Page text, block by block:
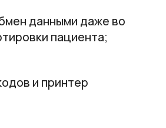
данными даже во
пациента;
и принтер